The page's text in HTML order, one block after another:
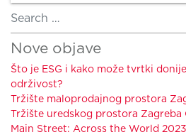
Search
Nove objave
Što je ESG i kako može tvrtki
održivost?
Tržište maloprodajnog prostora
Tržište uredskog prostora Zagreba
Main Street: Across the World 2023